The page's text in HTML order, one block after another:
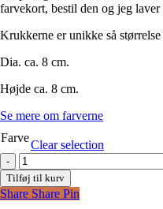
farvekort, bestil den og jeg
Krukkerne er unikke så
Dia. ca. 8 cm.
Højde ca. 8 cm.
Se mere om farverne
Farve
Clear selection
Unika
lågkrukke,
lille
antal
Tilføj til kurv
Share Share Pin